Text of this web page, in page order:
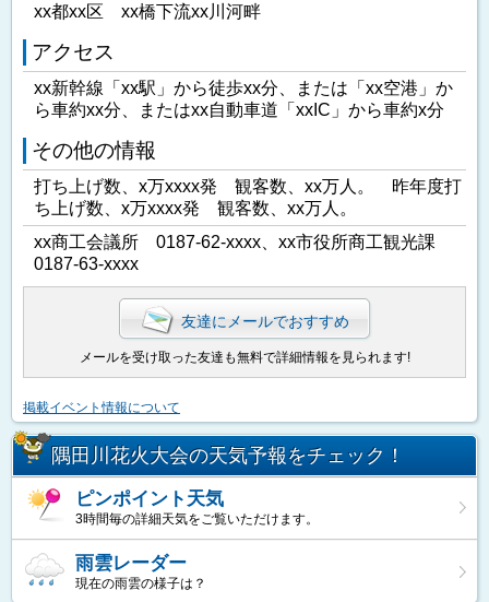
xx都xx区 xx橋下流xx川河畔
アクセス
xx新幹線「xx駅」から徒歩xx分、または「xx空港」か
ら車約xx分、またはxx自動車道「xxIC」から車約x分
その他の情報
打ち上げ数、x万xxxx発 観客数、xx万人。 昨年度打
ち上げ数、x万xxxx発 観客数、xx万人。
xx商工会議所 0187-62-xxxx、xx市役所商工観光課
0187-63-xxxx
友達にメールでおすすめ
メールを受け取った友達も無料で詳細情報を見られます!
掲載イベント情報について
隅田川花火大会の天気予報をチェック！
ピンポイント天気
3時間毎の詳細天気をご覧いただけます。
雨雲レーダー
現在の雨雲の様子は？